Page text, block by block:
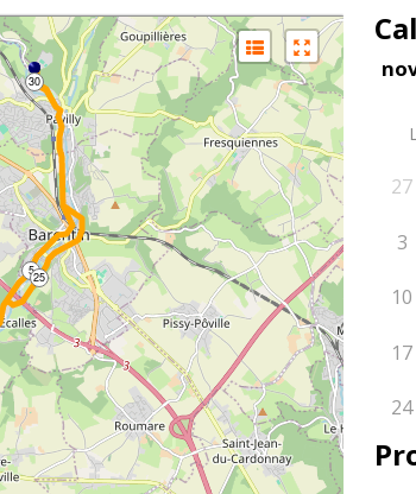
30
525
L
27
3
10
17
24